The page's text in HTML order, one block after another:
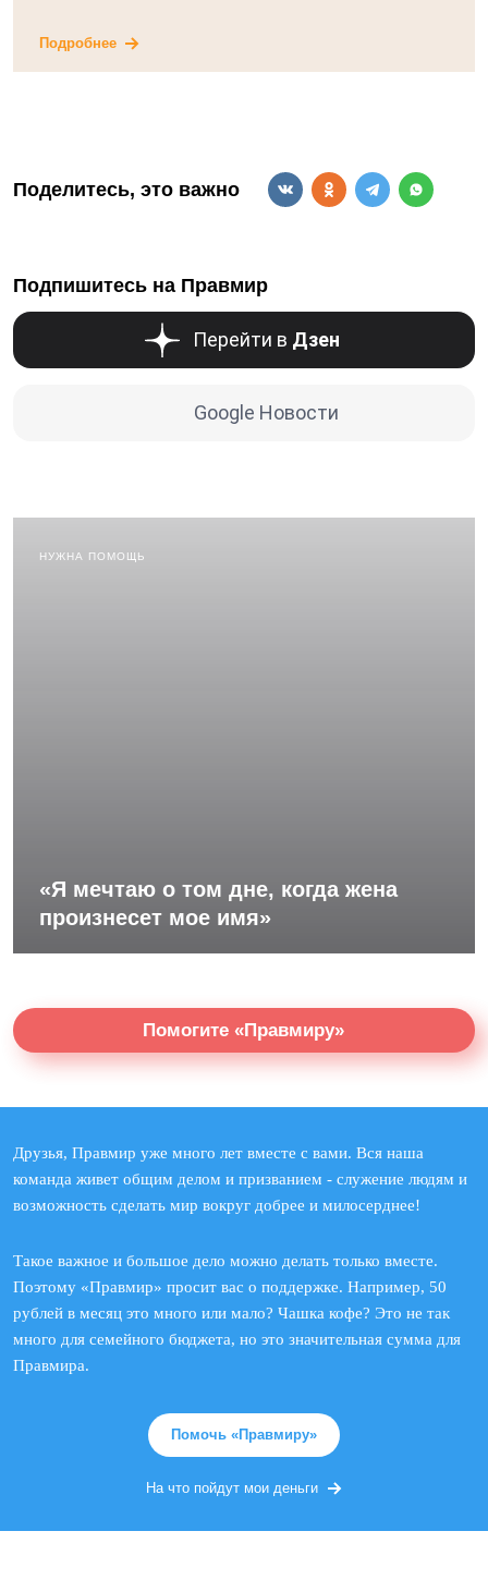
Подробнее
Поделитесь, это важно
Подпишитесь на Правмир
Перейти в Дзен
Google Новости
НУЖНА ПОМОЩЬ
«Я мечтаю о том дне, когда жена
произнесет мое имя»
Помогите «Правмиру»
Друзья, Правмир уже много лет вместе с вами. Вся наша
команда живет общим делом и призванием - служение людям и
возможность сделать мир вокруг добрее и милосерднее!
Такое важное и большое дело можно делать только вместе.
Поэтому «Правмир» просит вас о поддержке. Например, 50
рублей в месяц это много или мало? Чашка кофе? Это не так
много для семейного бюджета, но это значительная сумма для
Правмира.
Помочь «Правмиру»
На что пойдут мои деньги